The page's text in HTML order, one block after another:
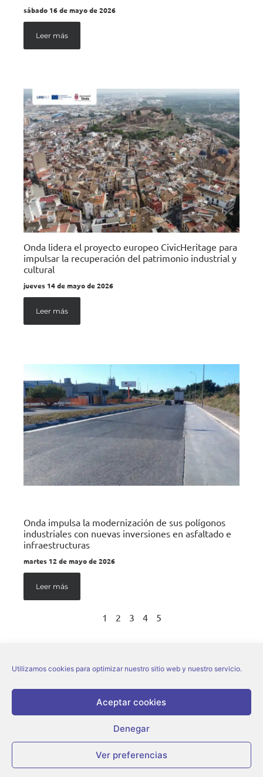
Utilizamos cookies para optimizar nuestro sitio web y nuestro servicio.
Aceptar cookies
Denegar
Ver preferencias
sábado 16 de mayo de 2026
Leer más
Onda lidera el proyecto europeo CivicHeritage para
impulsar la recuperación del patrimonio industrial y
cultural
jueves 14 de mayo de 2026
Leer más
Onda impulsa la modernización de sus polígonos
industriales con nuevas inversiones en asfaltado e
infraestructuras
martes 12 de mayo de 2026
Leer más
1 2 3 4 5
Aviso legal
Política de cookies